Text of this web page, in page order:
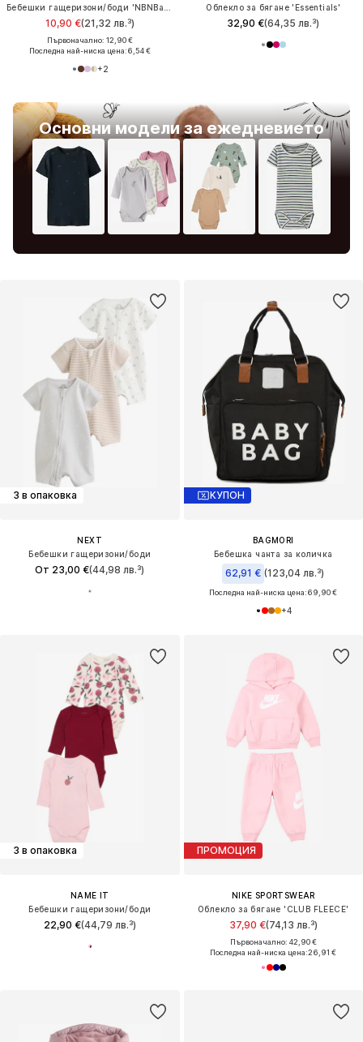
10,90 €(21,32 лв.³)
Първоначално: 12,90 €
Последна най-ниска цена:6,54 €
+2
Основни модели за ежедневието
Облекло за бягане 'Essentials'
32,90 €(64,35 лв.³)
3 в опаковка
NEXT
Бебешки гащеризони/боди
От 23,00 €(44,98 лв.³)
КУПОН
BAGMORI
Бебешка чанта за количка
62,91 € (123,04 лв.³)
Последна най-ниска цена:69,90 €
+4
3 в опаковка
NAME IT
Бебешки гащеризони/боди
22,90 €(44,79 лв.³)
ПРОМОЦИЯ
NIKE SPORTSWEAR
Облекло за бягане 'CLUB FLEECE'
37,90 €(74,13 лв.³)
Първоначално: 42,90 €
Последна най-ниска цена:26,91 €